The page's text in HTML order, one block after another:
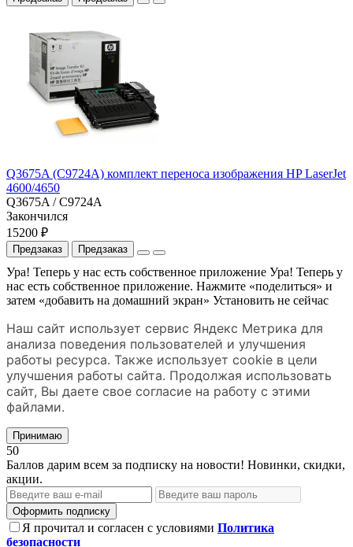
Q3675A (C9724A) комплект переноса изображения HP LaserJet
4600/4650
Q3675A / C9724A
Закончился
15200 ₽
Предзаказ Предзаказ
Ура! Теперь у нас есть собственное приложение Ура! Теперь у
нас есть собственное приложение. Нажмите «поделиться» и
затем «добавить на домашний экран» Установить не сейчас
Наш сайт использует сервис Яндекс Метрика для
анализа поведения пользователей и улучшения
работы ресурса. Также использует cookie в цели
улучшения работы сайта. Продолжая использовать
сайт, Вы даете свое согласие на работу с этими
файлами.
Принимаю
50
Баллов дарим всем за подписку на новости! Новинки, скидки,
акции.
Оформить подписку
Я прочитал и согласен с условиями Политика
безопасности